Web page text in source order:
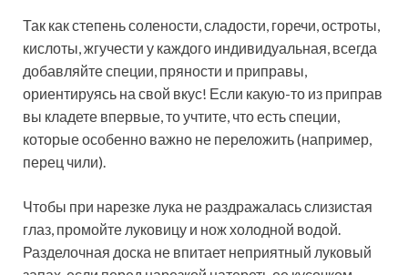
Так как степень солености, сладости, горечи, остроты,
кислоты, жгучести у каждого индивидуальная, всегда
добавляйте специи, пряности и приправы,
ориентируясь на свой вкус! Если какую-то из приправ
вы кладете впервые, то учтите, что есть специи,
которые особенно важно не переложить (например,
перец чили).
Чтобы при нарезке лука не раздражалась слизистая
глаз, промойте луковицу и нож холодной водой.
Разделочная доска не впитает неприятный луковый